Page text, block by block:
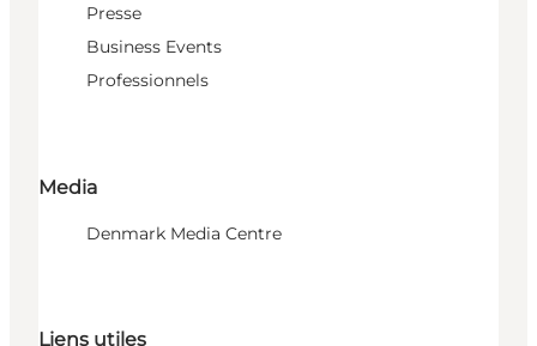
Presse
Business Events
Professionnels
Media
Denmark Media Centre
Liens utiles